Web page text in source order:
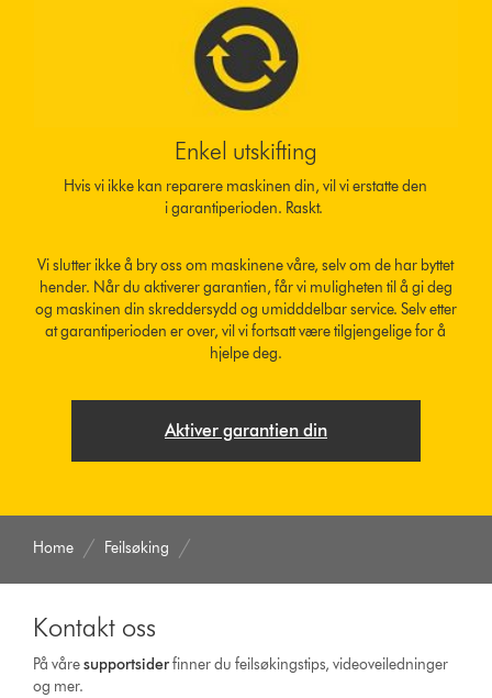
Enkel utskifting
Hvis vi ikke kan reparere maskinen din, vil vi erstatte den
i garantiperioden. Raskt.
Vi slutter ikke å bry oss om maskinene våre, selv om de har byttet
hender. Når du aktiverer garantien, får vi muligheten til å gi deg
og maskinen din skreddersydd og umidddelbar service. Selv etter
at garantiperioden er over, vil vi fortsatt være tilgjengelige for å
hjelpe deg.
Aktiver garantien din
Home Feilsøking
Kontakt oss
På våresupportsiderfinner du feilsøkingstips, videoveiledninger
og mer.